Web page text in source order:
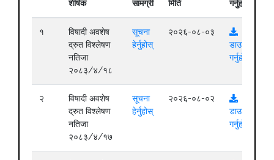
शीर्षक सामग्री
मिति
गर्नुहोस्
१
विषादी अवशेष
द्रुत विश्लेषण
नतिजा
२०८३/४/१८
सूचना
हेर्नुहोस्
२०२६-०८-०३
डाउनलोड
गर्नुहोस्
२
विषादी अवशेष
द्रुत विश्लेषण
नतिजा
२०८३/४/१७
सूचना
हेर्नुहोस्
२०२६-०८-०२
डाउनलोड
गर्नुहोस्